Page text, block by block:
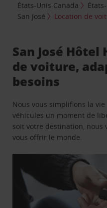
États-Unis Canada
San José
Location de
San José
de voiture,
besoins
Nous vous simplifions la
véhicules un moment de
soit votre destination, nous
vous offrir le monde.